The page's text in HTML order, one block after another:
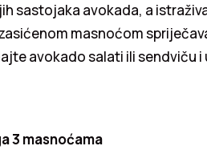
sastojaka avokada, a
masnoćom
avokado salati ili sendviču
3 masnoćama